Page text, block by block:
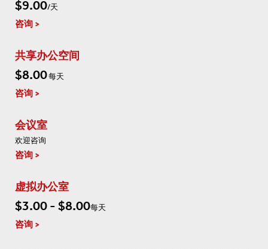
$9.00/天
咨询
共享办公空间
$8.00每天
咨询
会议室
欢迎咨询
咨询
虚拟办公室
$3.00 - $8.00每天
咨询